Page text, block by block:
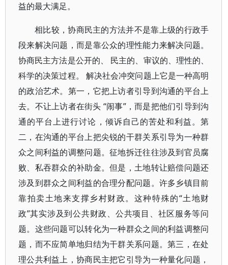
益的最大满足。
相比较，协商民主的方法并不是靠上级的行政手
段来解决问题，而是靠公众的理性能力来解决问题。
协商民主方法是公开的、 民主的、审议的、理性的、
科学的决策过程。 解决社会冲突问题上它是一种高明
的政治艺术。第一，它把上访者引导到沟通的平台上
去。不让上访者在街头 “闹事”，而是把他们引导到沟
通的平台上进行讨论，倾诉自己的苦处和利益。第
二，在沟通的平台上把尖锐的干群关系引导为一种群
众之间利益的调整问题。征地拆迁往往涉及到官员腐
败、私吞群众的补助金。但是，土地转让赔偿问题还
涉及到群众之间利益的合理分配问题。许多乡镇目前
靠拍卖土地来支撑乡村财政。这种特殊的“土地财
政”其实涉及到公共财政、公共项目、社区服务等问
题。这些问题可以转化为一种群众之间的利益调整问
题，而不应简单地归结为干群关系问题。第三，在处
理公共利益上，协商民主把它引导为一种量化问题，